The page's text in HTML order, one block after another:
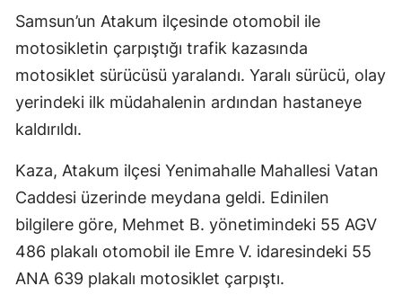
Samsun’un Atakum ilçesinde otomobil ile
motosikletin çarpıştığı trafik kazasında
motosiklet sürücüsü yaralandı. Yaralı sürücü, olay
yerindeki ilk müdahalenin ardından hastaneye
kaldırıldı.
Kaza, Atakum ilçesi Yenimahalle Mahallesi Vatan
Caddesi üzerinde meydana geldi. Edinilen
bilgilere göre, Mehmet B. yönetimindeki 55 AGV
486 plakalı otomobil ile Emre V. idaresindeki 55
ANA 639 plakalı motosiklet çarpıştı.